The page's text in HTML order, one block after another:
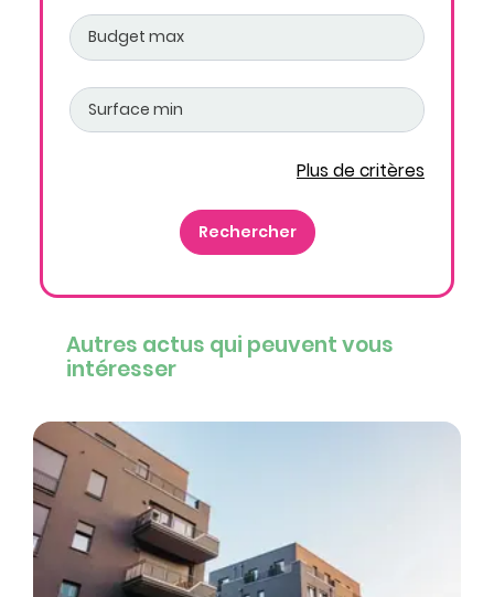
Plus de critères
Autres actus qui peuvent vous
intéresser